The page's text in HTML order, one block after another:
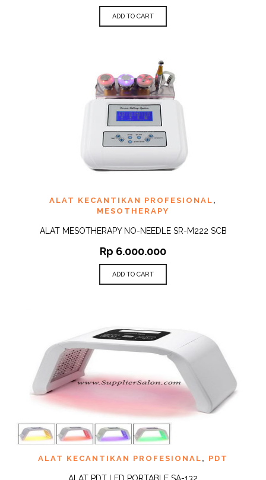
ADD TO CART
ALAT KECANTIKAN PROFESIONAL ,
MESOTHERAPY
ALAT MESOTHERAPY NO-NEEDLE SR-M222 SCB
Rp 6.000.000
ADD TO CART
ALAT KECANTIKAN PROFESIONAL , PDT